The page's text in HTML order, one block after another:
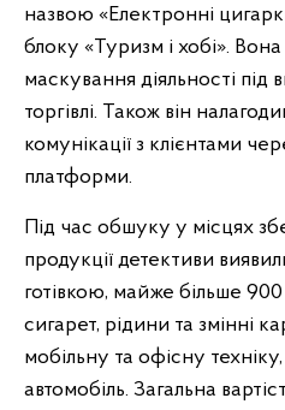
назвою «Електронні
блоку «Туризм і хобі».
маскування діяльності під
торгівлі. Також він
комунікації з клієнтами
платформи.
Під час обшуку у місцях
продукції детективи
готівкою, майже більше
сигарет, рідини та змінні
мобільну та офісну
автомобіль. Загальна